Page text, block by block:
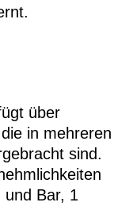
über
in mehreren
sind.
und Bar, 1